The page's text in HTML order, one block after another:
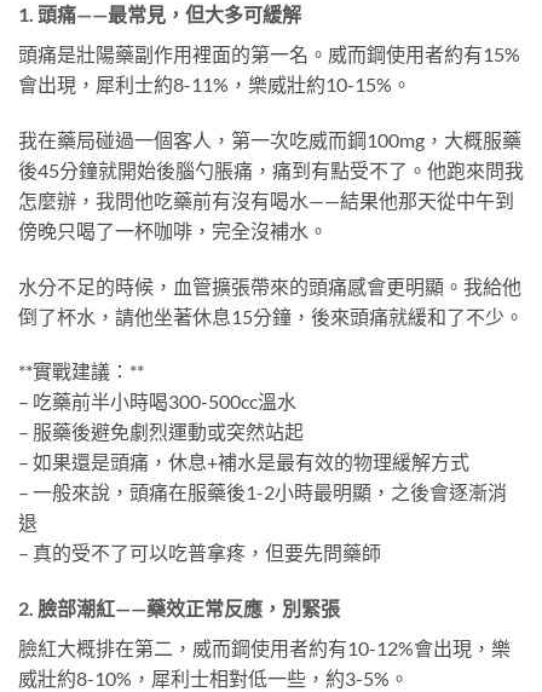
1. 頭痛——最常見，但大多可緩解
頭痛是壯陽藥副作用裡面的第一名。威而鋼使用者約有15%
會出現，犀利士約8-11%，樂威壯約10-15%。
我在藥局碰過一個客人，第一次吃威而鋼100mg，大概服藥
後45分鐘就開始後腦勺脹痛，痛到有點受不了。他跑來問我
怎麼辦，我問他吃藥前有沒有喝水——結果他那天從中午到
傍晚只喝了一杯咖啡，完全沒補水。
水分不足的時候，血管擴張帶來的頭痛感會更明顯。我給他
倒了杯水，請他坐著休息15分鐘，後來頭痛就緩和了不少。
**實戰建議：**
– 吃藥前半小時喝300-500cc溫水
– 服藥後避免劇烈運動或突然站起
– 如果還是頭痛，休息+補水是最有效的物理緩解方式
– 一般來說，頭痛在服藥後1-2小時最明顯，之後會逐漸消
退
– 真的受不了可以吃普拿疼，但要先問藥師
2. 臉部潮紅——藥效正常反應，別緊張
臉紅大概排在第二，威而鋼使用者約有10-12%會出現，樂
威壯約8-10%，犀利士相對低一些，約3-5%。